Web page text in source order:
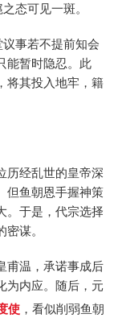
态可见一斑。
事若不提前知会
能暂时隐忍。此
将其投入地牢，籍
历经乱世的皇帝深
但鱼朝恩手握神策
。于是，代宗选择
谋。
甫温，承诺事成后
为内应。随后，元
使 ，看似削弱鱼朝